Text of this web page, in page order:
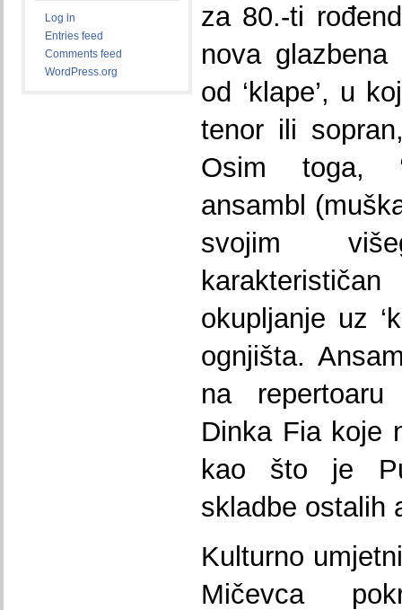
Log in
Entries feed
Comments feed
WordPress.org
za 80.-ti
nova
od ‘klape’, u
tenor ili
Osim toga,
ansambl
svojim
okupljanje uz
ognjišta.
na
Dinka Fia koje
kao što je
skladbe ostalih
Kulturno
Mičevca